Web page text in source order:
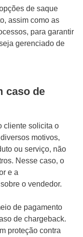
de saque
assim como as
para garantir
gerenciado de
caso de
cliente solicita o
motivos,
ou serviço, não
Nesse caso, o
e a
o vendedor.
de pagamento
de chargeback.
proteção contra